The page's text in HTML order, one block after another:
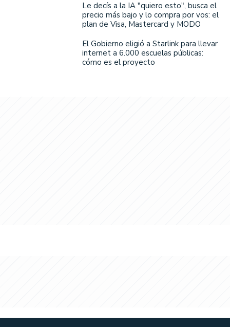
Le decís a la IA "quiero esto", busca el
precio más bajo y lo compra por vos: el
plan de Visa, Mastercard y MODO
El Gobierno eligió a Starlink para llevar
internet a 6.000 escuelas públicas:
cómo es el proyecto